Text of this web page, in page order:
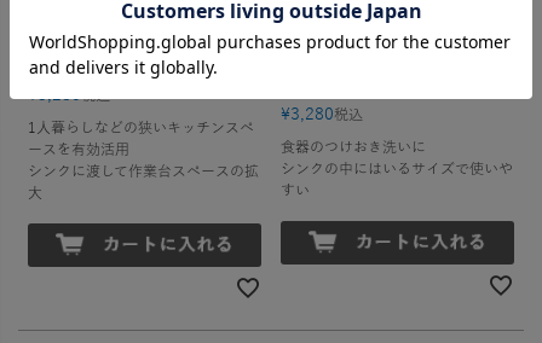
リベラリスタ フラットラック
1人暮らしなどの狭いキッチンスペ
ースを有効活用
シンクに渡して作業台スペースの拡
大
¥3,280税込
食器のつけおき洗いに
シンクの中にはいるサイズで使いや
すい